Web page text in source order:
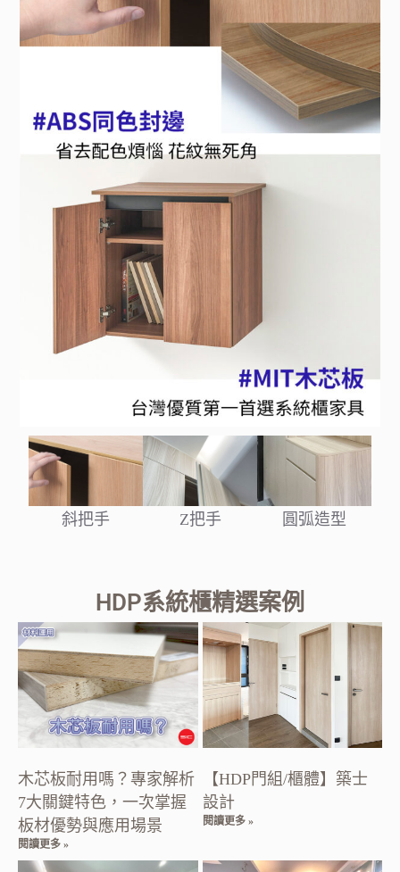
斜把手 Z把手 圓弧造型
HDP系統櫃精選案例
木芯板耐用嗎？專家解析
7大關鍵特色，一次掌握
板材優勢與應用場景
閱讀更多 »
【HDP門組/櫃體】築士
設計
閱讀更多 »